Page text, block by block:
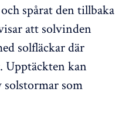
spårat den tillbaka
att solvinden
solfläckar där
Upptäckten kan
solstormar som